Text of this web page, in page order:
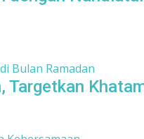
Targetkan